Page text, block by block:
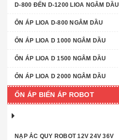
D-800 ĐẾN D-1200 LIOA NGÂM DẦU
ỔN ÁP LIOA D-800 NGÂM DẦU
ỔN ÁP LIOA D 1000 NGÂM DẦU
ỔN ÁP LIOA D 1500 NGÂM DẦU
ỔN ÁP LIOA D 2000 NGÂM DẦU
ỔN ÁP BIẾN ÁP ROBOT
NẠP ẮC QUY ROBOT 12V 24V 36V